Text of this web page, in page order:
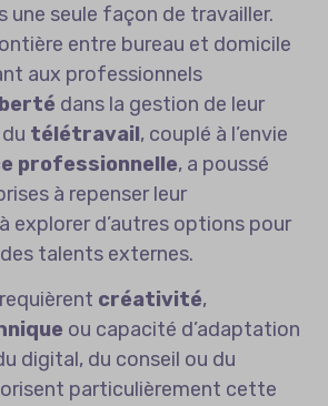
une seule façon de travailler.
entre bureau et domicile
aux professionnels
dans la gestion de leur
télétravail, couplé à l’envie
professionnelle, a poussé
à repenser leur
explorer d’autres options pour
talents externes.
créativité,
ou capacité d’adaptation
digital, du conseil ou du
particulièrement cette